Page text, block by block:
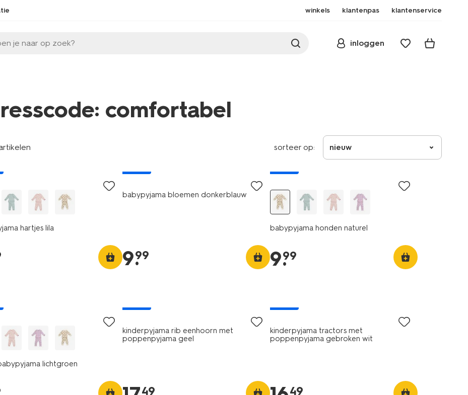
winkels klantenpas klantenservice
je naar op zoek? inloggen
comfortabel
sorteer op: nieuw
hartjes lila
babypyjama bloemen donkerblauw
9.
99
babypyjama honden naturel
9.
99
lichtgroen
kinderpyjama rib eenhoorn met
poppenpyjama geel
49
kinderpyjama tractors met
poppenpyjama gebroken wit
49